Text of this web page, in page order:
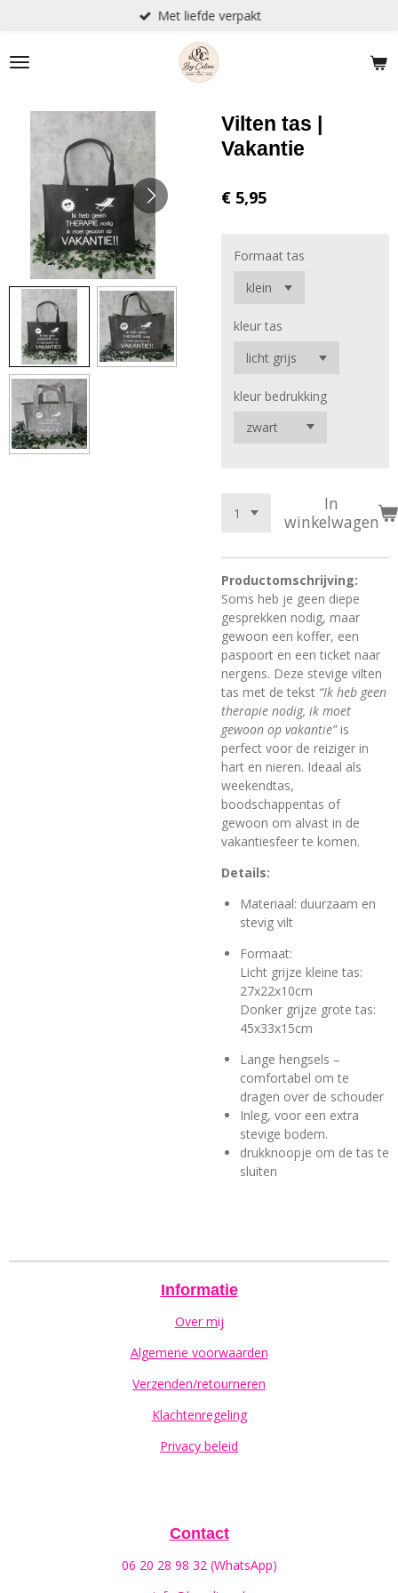
naar
de
Met liefde verpakt
Vilten tas |
Vakantie
€ 5,95
Formaat tas
kleur tas
kleur bedrukking
In
winkelwagen
Productomschrijving:
Soms heb je geen diepe
gesprekken nodig, maar
gewoon een koffer, een
paspoort en een ticket naar
nergens. Deze stevige vilten
tas met de tekst “Ik heb geen
therapie nodig, ik moet
gewoon op vakantie”is
perfect voor de reiziger in
hart en nieren. Ideaal als
weekendtas,
boodschappentas of
gewoon om alvast in de
vakantiesfeer te komen.
Details:
Materiaal: duurzaam en
stevig vilt
Formaat:
Licht grijze kleine tas:
27x22x10cm
Donker grijze grote tas:
45x33x15cm
Lange hengsels –
comfortabel om te
dragen over de schouder
Inleg, voor een extra
stevige bodem.
drukknoopje om de tas te
sluiten
Informatie
Over mij
Algemene voorwaarden
Verzenden/retourneren
Klachtenregeling
Privacy beleid
Contact
06 20 28 98 32 (WhatsApp)